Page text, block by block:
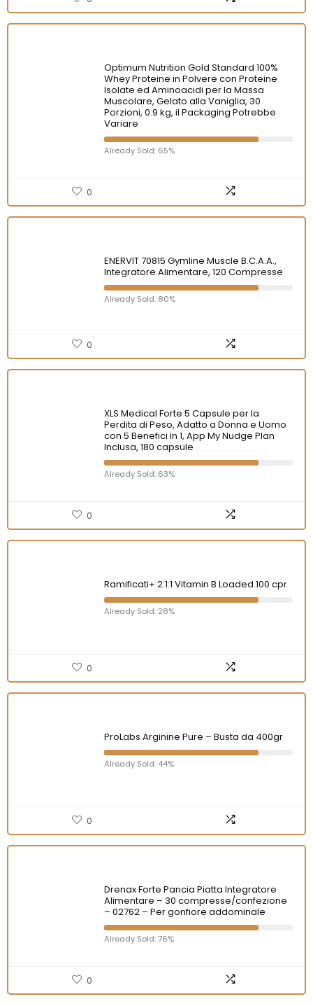
Optimum Nutrition Gold Standard 100%
Whey Proteine in Polvere con Proteine
Isolate ed Aminoacidi per la Massa
Muscolare, Gelato alla Vaniglia, 30
Porzioni, 0.9 kg, il Packaging Potrebbe
Variare
Already Sold: 65%
0
ENERVIT 70815 Gymline Muscle B.C.A.A.,
Integratore Alimentare, 120 Compresse
Already Sold: 80%
0
XLS Medical Forte 5 Capsule per la
Perdita di Peso, Adatto a Donna e Uomo
con 5 Benefici in 1, App My Nudge Plan
Inclusa, 180 capsule
Already Sold: 63%
0
Ramificati+ 2:1:1 Vitamin B Loaded 100 cpr
Already Sold: 28%
0
ProLabs Arginine Pure – Busta da 400gr
Already Sold: 44%
0
Drenax Forte Pancia Piatta Integratore
Alimentare – 30 compresse/confezione
– 02762 – Per gonfiore addominale
Already Sold: 76%
0